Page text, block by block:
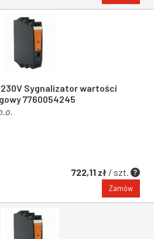
230V Sygnalizator wartości
7760054245
722,11 zł / szt.
Zamów